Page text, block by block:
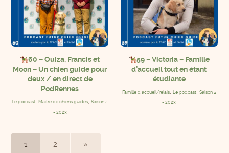
60 – Ouiza, Francis et
Moon – Un chien guide pour
deux / en direct de
PodRennes
Le podcast,Maitre de chiens guides,Saison 4
- 2023
59 – Victoria – Famille
d’accueil tout en étant
étudiante
Famille d'accueil/relais, Le podcast, Saison 4
- 2023
1 2 »